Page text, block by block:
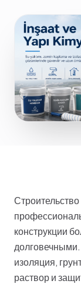
конструкции
изоляция,
раствор и